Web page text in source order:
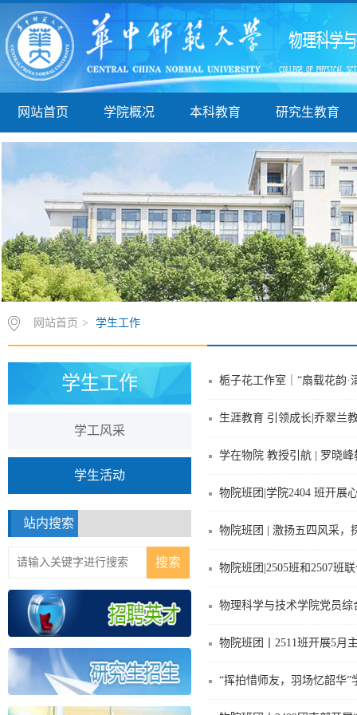
网站首页 学院概况 本科教育 研究生教育
网站首页 > 学生工作
学生工作
学工风采
学生活动
站内搜索
栀子花工作室｜“扇载花韵
生涯教育 引领成长|乔翠兰
学在物院 教授引航 | 罗晓
物院班团|学院2404 班开展
物院班团 | 激扬五四风采
物院班团|2505班和2507班
物理科学与技术学院党员
物院班团丨2511班开展5月
“挥拍惜师友，羽场忆韶华